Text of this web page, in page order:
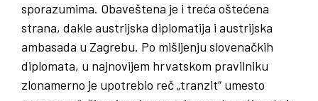
sporazumima. Obaveštena je i treća oštećena
strana, dakle austrijska diplomatija i austrijska
ambasada u Zagrebu. Po mišljenju slovenačkih
diplomata, u najnovijem hrvatskom pravilniku
zlonamerno je upotrebio reč „tranzit“ umesto